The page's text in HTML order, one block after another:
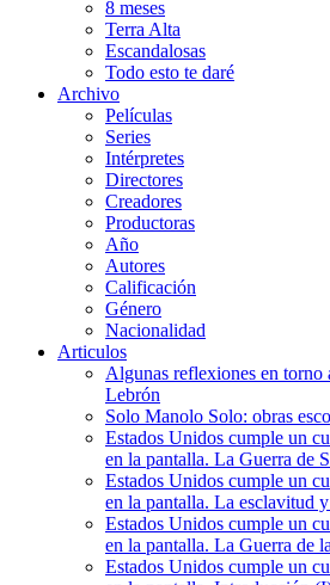
8 meses
Terra Alta
Escandalosas
Todo esto te daré
Archivo
Películas
Series
Intérpretes
Directores
Creadores
Productoras
Año
Autores
Calificación
Género
Nacionalidad
Articulos
Algunas reflexiones en torno
Lebrón
Solo Manolo Solo: obras
Estados Unidos cumple un
en la pantalla. La Guerra de
Estados Unidos cumple un
en la pantalla. La esclavitud
Estados Unidos cumple un
en la pantalla. La Guerra de
Estados Unidos cumple un